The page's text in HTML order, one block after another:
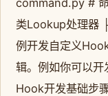
command.py #
类Lookup处理器
例开发自定义
辑。例如你可以
Hook开发基础步